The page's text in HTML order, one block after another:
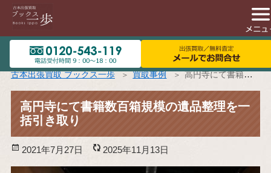
古本出張買取 ブックス一歩 買取事例 高円寺にて書籍数百箱規模の遺品整理を一括引き取り
高円寺にて書籍数百箱規模の遺品整理を一
括引き取り
投
稿
2021年7月27日
更
新
2025年11月13日